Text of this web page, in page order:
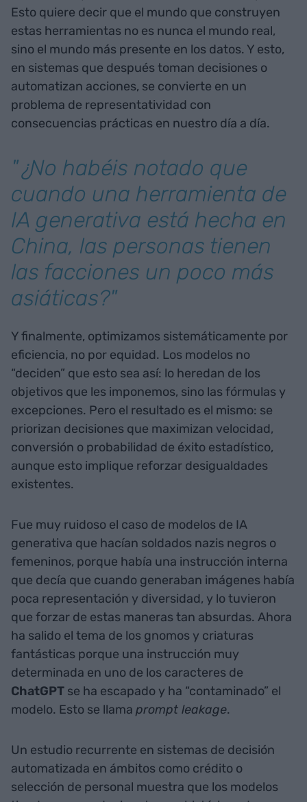
Esto quiere decir que el mundo que construyen
estas herramientas no es nunca el mundo real,
sino el mundo más presente en los datos. Y esto,
en sistemas que después toman decisiones o
automatizan acciones, se convierte en un
problema de representatividad con
consecuencias prácticas en nuestro día a día.
"¿No habéis notado que
cuando una herramienta de
IA generativa está hecha en
China, las personas tienen
las facciones un poco más
asiáticas?"
Y finalmente, optimizamos sistemáticamente por
eficiencia, no por equidad. Los modelos no
“deciden” que esto sea así: lo heredan de los
objetivos que les imponemos, sino las fórmulas y
excepciones. Pero el resultado es el mismo: se
priorizan decisiones que maximizan velocidad,
conversión o probabilidad de éxito estadístico,
aunque esto implique reforzar desigualdades
existentes.
Fue muy ruidoso el caso de modelos de IA
generativa que hacían soldados nazis negros o
femeninos, porque había una instrucción interna
que decía que cuando generaban imágenes había
poca representación y diversidad, y lo tuvieron
que forzar de estas maneras tan absurdas. Ahora
ha salido el tema de los gnomos y criaturas
fantásticas porque una instrucción muy
determinada en uno de los caracteres de
ChatGPT se ha escapado y ha “contaminado” el
modelo. Esto se llama prompt leakage.
Un estudio recurrente en sistemas de decisión
automatizada en ámbitos como crédito o
selección de personal muestra que los modelos